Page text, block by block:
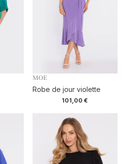
MOE
Robe de jour violette
101,00€